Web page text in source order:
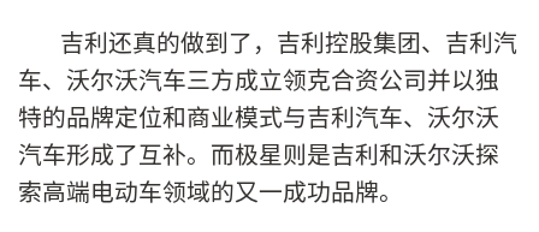
吉利还真的做到了，吉利控股集团、吉利汽
车、沃尔沃汽车三方成立领克合资公司并以独
特的品牌定位和商业模式与吉利汽车、沃尔沃
汽车形成了互补。而极星则是吉利和沃尔沃探
索高端电动车领域的又一成功品牌。